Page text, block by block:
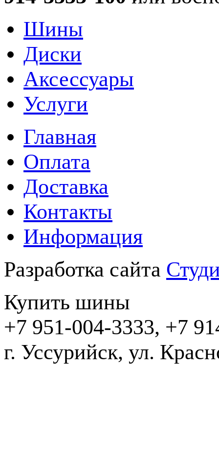
Шины
Диски
Аксессуары
Услуги
Главная
Оплата
Доставка
Контакты
Информация
Разработка сайта
Купить шины
+7 951-004-3333, +7
г. Уссурийск,